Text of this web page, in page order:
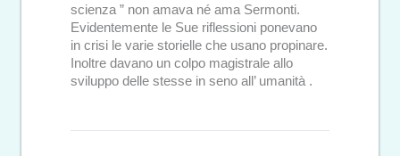
scienza ” non amava né ama Sermonti.
Evidentemente le Sue riflessioni ponevano
in crisi le varie storielle che usano propinare.
Inoltre davano un colpo magistrale allo
sviluppo delle stesse in seno all’ umanità .